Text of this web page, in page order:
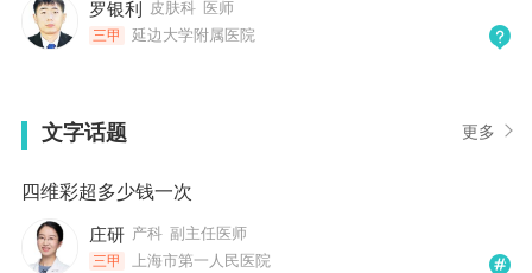
罗银利 皮肤科 医师
三甲 延边大学附属医院
文字话题 更多
四维彩超多少钱一次
庄研 产科 副主任医师
三甲 上海市第一人民医院